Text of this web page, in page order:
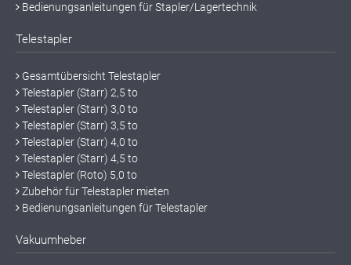
Bedienungsanleitungen für Stapler/Lagertechnik
Telestapler
Gesamtübersicht Telestapler
Telestapler (Starr) 2,5 to
Telestapler (Starr) 3,0 to
Telestapler (Starr) 3,5 to
Telestapler (Starr) 4,0 to
Telestapler (Starr) 4,5 to
Telestapler (Roto) 5,0 to
Zubehör für Telestapler mieten
Bedienungsanleitungen für Telestapler
Vakuumheber